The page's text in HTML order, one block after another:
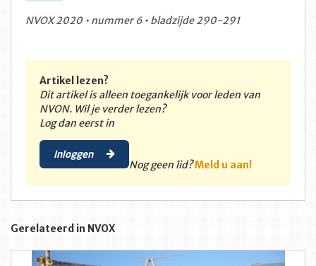
NVOX 2020 • nummer 6 • bladzijde 290-291
Artikel lezen?
Dit artikel is alleen toegankelijk voor leden van
NVON. Wil je verder lezen?
Log dan eerst in
Inloggen
Nog geen lid?Meld u aan!
Gerelateerd in NVOX